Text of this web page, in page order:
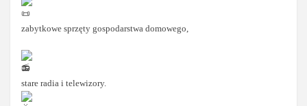
zabytkowe sprzęty gospodarstwa domowego,
stare radia i telewizory.